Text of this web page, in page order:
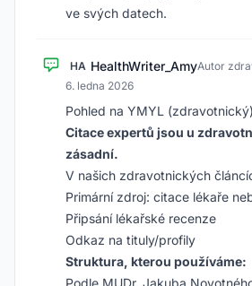
ve svých datech.
HA HealthWriter_AmyAutor
6. ledna 2026
Pohled na YMYL
Citace expertů jsou u
zásadní.
V našich zdravotnických
Primární zdroj: citace lékaře
Připsání lékařské recenze
Odkaz na tituly/profily
Struktura, kterou používáme:
Podle MUDr. Jakuba